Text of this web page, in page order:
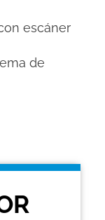
escáner
de